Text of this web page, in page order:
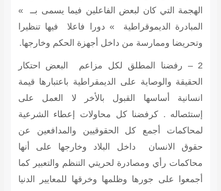
الهجمة التي كان لبعض الفاعلين فيما يسمى بــ »
المبادرة الديموقراطية » دورا فاعلا فيها تنظيرا
وتحريضا وممارسة من داخل أجهزة الحكم وخارجها.
2 – رفضنا المطلق لكل مزاعم البعض احتكار
الحقيقة والوصاية على الديمقراطية باعتبارها قيمة
انسانية أساسها القبول بالأخر لا العمل على
إستئصاله . كرفضنا كل محاولات إعطاء الشرعية
لمحاكمات أجمع كل الحقوقيين والمدافعين عن
حقوق الانسان داخل البلاد وخارجها على أنها
محاكمات رأي ومصادرة لحريتي التنظم والتعبير كما
أجمعوا على جورها وظلمها وخرقها للمعايير الدنيا